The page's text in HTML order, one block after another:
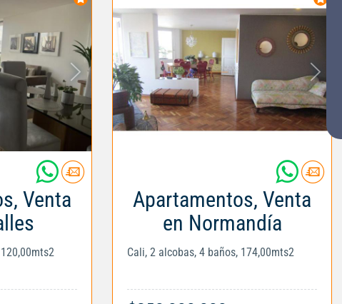
Venta
Apartamentos, Venta
en Normandía
Cali, 2 alcobas, 4 baños, 174,00mts2